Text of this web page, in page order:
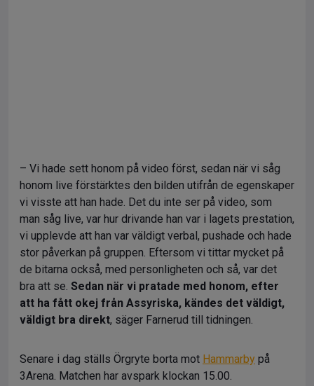
– Vi hade sett honom på video först, sedan när vi såg
honom live förstärktes den bilden utifrån de egenskaper
vi visste att han hade. Det du inte ser på video, som
man såg live, var hur drivande han var i lagets prestation,
vi upplevde att han var väldigt verbal, pushade och hade
stor påverkan på gruppen. Eftersom vi tittar mycket på
de bitarna också, med personligheten och så, var det
bra att se. Sedan när vi pratade med honom, efter
att ha fått okej från Assyriska, kändes det väldigt,
väldigt bra direkt, säger Farnerud till tidningen.
Senare i dag ställs Örgryte borta mot Hammarby på
3Arena. Matchen har avspark klockan 15.00.